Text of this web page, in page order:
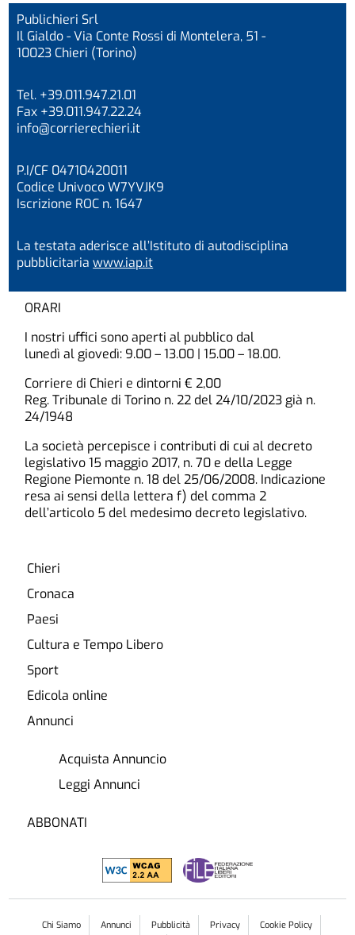
Publichieri Srl
Il Gialdo - Via Conte Rossi di Montelera, 51 -
10023 Chieri (Torino)
Tel. +39.011.947.21.01
Fax +39.011.947.22.24
info@corrierechieri.it
P.I/CF 04710420011
Codice Univoco W7YVJK9
Iscrizione ROC n. 1647
La testata aderisce all’Istituto di autodisciplina
pubblicitariawww.iap.it
ORARI
I nostri uffici sono aperti al pubblico dal
lunedì al giovedì: 9.00 – 13.00 | 15.00 – 18.00.
Corriere di Chieri e dintorni € 2,00
Reg. Tribunale di Torino n. 22 del 24/10/2023 già n.
24/1948
La società percepisce i contributi di cui al decreto
legislativo 15 maggio 2017, n. 70 e della Legge
Regione Piemonte n. 18 del 25/06/2008. Indicazione
resa ai sensi della lettera f) del comma 2
dell’articolo 5 del medesimo decreto legislativo.
Chieri
Cronaca
Paesi
Cultura e Tempo Libero
Sport
Edicola online
Annunci
Acquista Annuncio
Leggi Annunci
ABBONATI
Chi Siamo Annunci Pubblicità Privacy Cookie Policy